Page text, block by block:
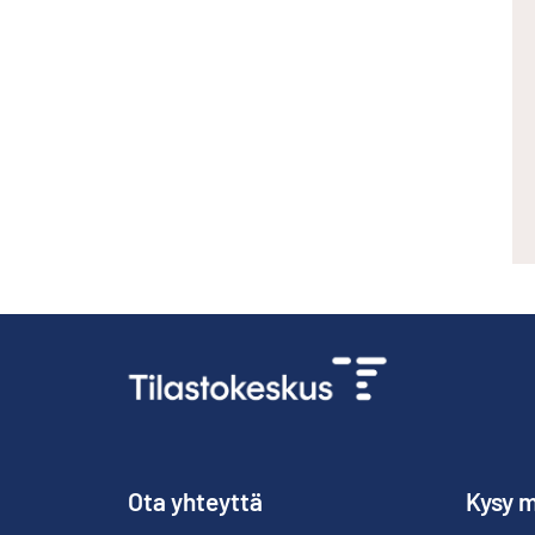
Ota yhteyttä Kysy